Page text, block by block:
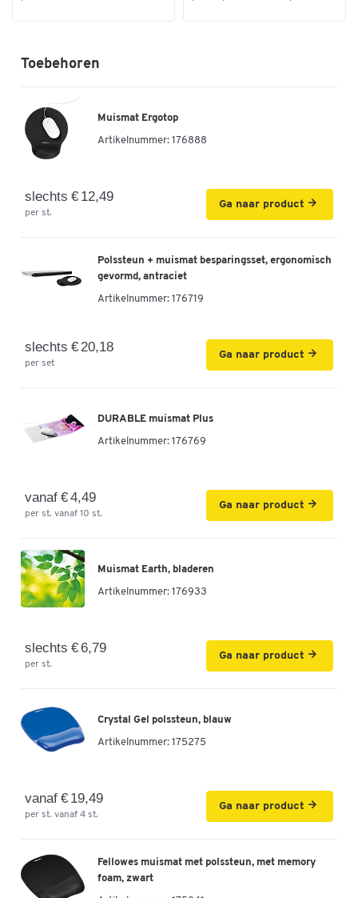
Toebehoren
Muismat Ergotop
Artikelnummer: 176888
slechts € 12,49
per st.
Ga naar product
Polssteun + muismat besparingsset, ergonomisch
gevormd, antraciet
Artikelnummer: 176719
slechts € 20,18
per set
Ga naar product
DURABLE muismat Plus
Artikelnummer: 176769
vanaf € 4,49
per st. vanaf 10 st.
Ga naar product
Muismat Earth, bladeren
Artikelnummer: 176933
slechts € 6,79
per st.
Ga naar product
Crystal Gel polssteun, blauw
Artikelnummer: 175275
vanaf € 19,49
per st. vanaf 4 st.
Ga naar product
Fellowes muismat met polssteun, met memory
foam, zwart